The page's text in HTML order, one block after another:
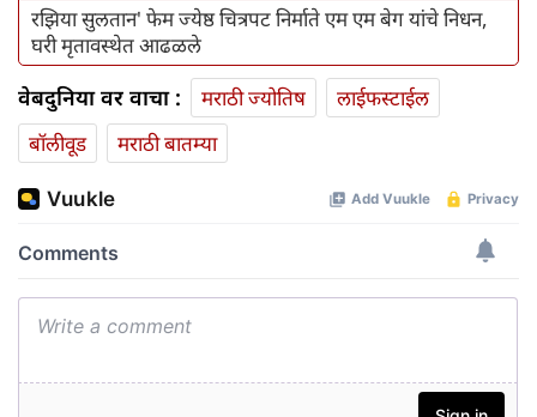
रझिया सुलतान' फेम ज्येष्ठ चित्रपट निर्माते एम एम बेग यांचे निधन,
घरी मृतावस्थेत आढळले
वेबदुनिया वर वाचा : मराठी ज्योतिष
लाईफस्टाईल
बॉलीवूड
मराठी बातम्या